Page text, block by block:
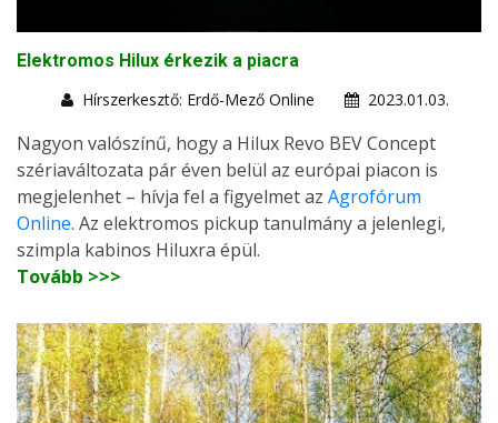
Elektromos Hilux érkezik a piacra
Hírszerkesztő: Erdő-Mező Online
2023.01.03.
Nagyon valószínű, hogy a Hilux Revo BEV Concept
szériaváltozata pár éven belül az európai piacon is
megjelenhet – hívja fel a figyelmet az Agrofórum
Online. Az elektromos pickup tanulmány a jelenlegi,
szimpla kabinos Hiluxra épül.
Tovább >>>